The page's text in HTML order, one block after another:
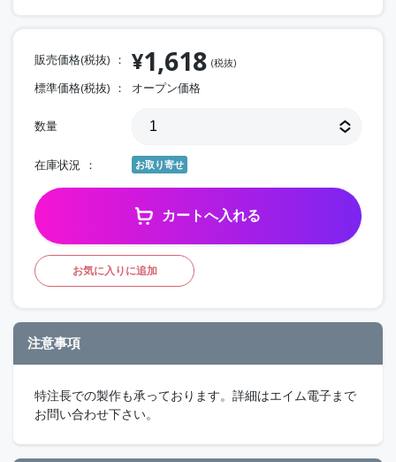
販売価格(税抜) ¥1,618 (税抜)
標準価格(税抜) オープン価格
数量
在庫状況 お取り寄せ
カートへ入れる
お気に入りに追加
注意事項
特注長での製作も承っております。詳細はエイム電子まで
お問い合わせ下さい。